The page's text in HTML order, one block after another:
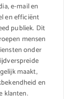
e-mail en
en efficiënt
publiek. Dit
mensen
onder
maakt,
en
klanten.